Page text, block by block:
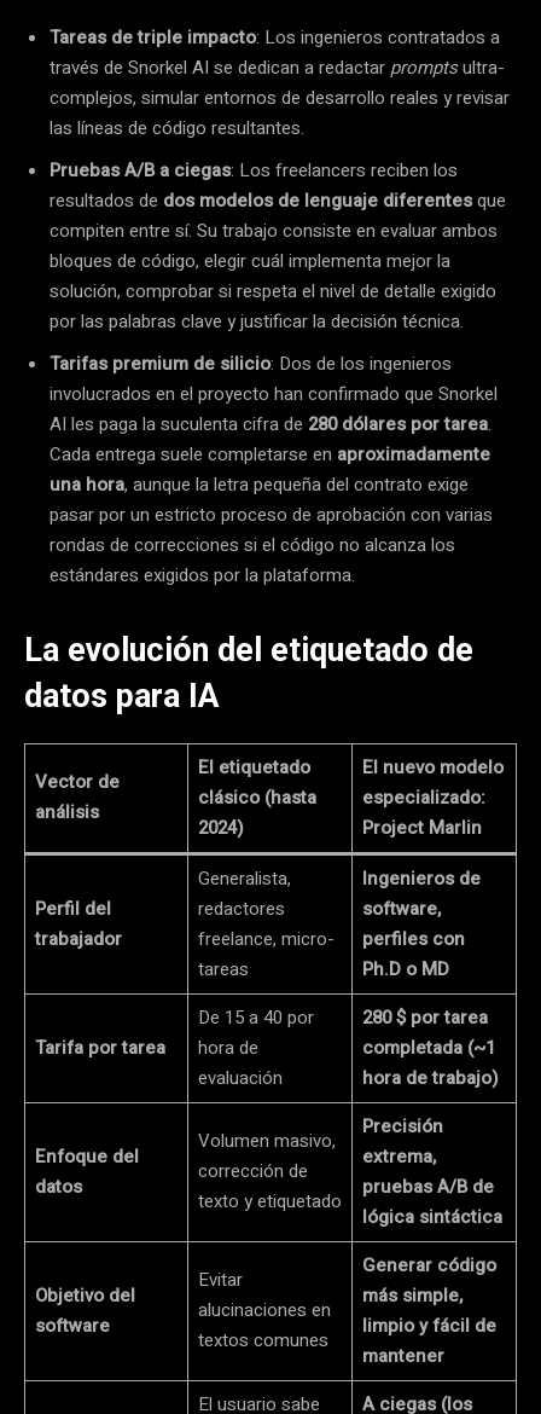
Tareas de triple impacto: Los ingenieros contratados a
través de Snorkel AI se dedican a redactar promptsultra-
complejos, simular entornos de desarrollo reales y revisar
las líneas de código resultantes.
Pruebas A/B a ciegas: Los freelancers reciben los
resultados de dos modelos de lenguaje diferentesque
compiten entre sí. Su trabajo consiste en evaluar ambos
bloques de código, elegir cuál implementa mejor la
solución, comprobar si respeta el nivel de detalle exigido
por las palabras clave y justificar la decisión técnica.
Tarifas premium de silicio: Dos de los ingenieros
involucrados en el proyecto han confirmado que Snorkel
AI les paga la suculenta cifra de 280 dólares por tarea.
Cada entrega suele completarse en aproximadamente
una hora, aunque la letra pequeña del contrato exige
pasar por un estricto proceso de aprobación con varias
rondas de correcciones si el código no alcanza los
estándares exigidos por la plataforma.
La evolución del etiquetado de
datos para IA
Vector de
análisis
El etiquetado
clásico (hasta
2024)
El nuevo modelo
especializado:
Project Marlin
Perfil del
trabajador
Generalista,
redactores
freelance, micro-
tareas
Ingenieros de
software,
perfiles con
Ph.D o MD
Tarifa por tarea
De 15 a 40 por
hora de
evaluación
280 $ por tarea
completada (~1
hora de trabajo)
Enfoque del
datos
Volumen masivo,
corrección de
texto y etiquetado
Precisión
extrema,
pruebas A/B de
lógica sintáctica
Objetivo del
software
Evitar
alucinaciones en
textos comunes
Generar código
más simple,
limpio y fácil de
mantener
El usuario sabe
A ciegas (los